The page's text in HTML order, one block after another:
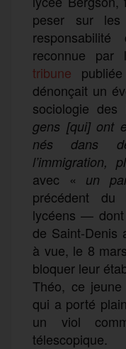
peser sur les
reconnue
tribune
dénonçait un
sociologie
gens [qui] ont
nés dans
l’immigration,
avec « un
précédent du
lycéens —
de Saint-Denis
à vue, le 8
bloquer leur
Théo, ce jeune
qui a porté
un viol
télescopique.